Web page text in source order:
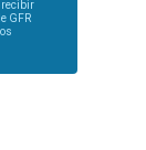
recibir
GFR